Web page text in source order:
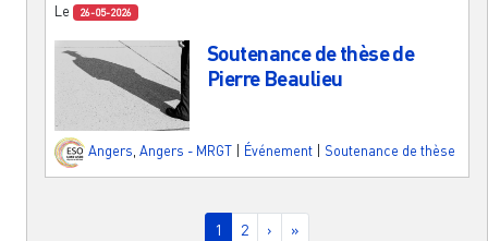
Le 26-05-2026
Soutenance de thèse de
Pierre Beaulieu
Angers Angers - MRGT Événement Soutenance de thèse
Page courante
1 Page
2 Page suivante
› Dernière page
»